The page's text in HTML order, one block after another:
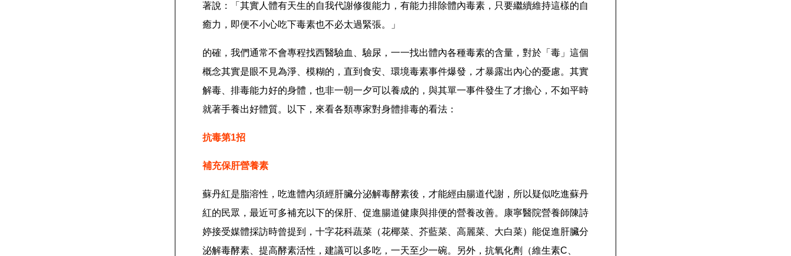
著說：「其實人體有天生的自我代謝修復能力，有能力排除體內毒素，只要繼續維持這樣的自
癒力，即便不小心吃下毒素也不必太過緊張。」
的確，我們通常不會專程找西醫驗血、驗尿，一一找出體內各種毒素的含量，對於「毒」這個
概念其實是眼不見為淨、模糊的，直到食安、環境毒素事件爆發，才暴露出內心的憂慮。其實
解毒、排毒能力好的身體，也非一朝一夕可以養成的，與其單一事件發生了才擔心，不如平時
就著手養出好體質。以下，來看各類專家對身體排毒的看法：
抗毒第1招
補充保肝營養素
蘇丹紅是脂溶性，吃進體內須經肝臟分泌解毒酵素後，才能經由腸道代謝，所以疑似吃進蘇丹
紅的民眾，最近可多補充以下的保肝、促進腸道健康與排便的營養改善。康寧醫院營養師陳詩
婷接受媒體採訪時曾提到，十字花科蔬菜（花椰菜、芥藍菜、高麗菜、大白菜）能促進肝臟分
泌解毒酵素、提高酵素活性，建議可以多吃，一天至少一碗。另外，抗氧化劑（維生素C、